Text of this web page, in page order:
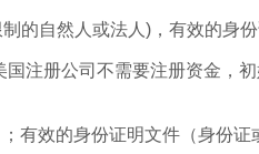
的自然人或法人)，有效的身份
注册公司不需要注册资金，
有效的身份证明文件（身份证